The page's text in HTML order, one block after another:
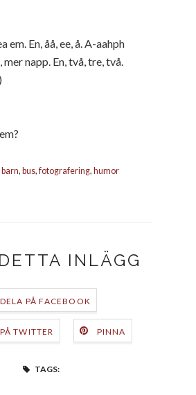
em. En, åå, ee, å. A-aahph
mer napp. En, två, tre, två.
barn, bus,fotografering, humor
INLÄGG
DELA PÅ FACEBOOK
TWITTER PINNA
TAGS: